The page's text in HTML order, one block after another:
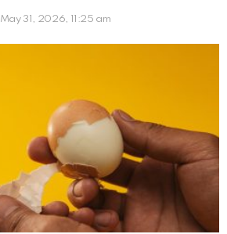
May 31, 2026, 11:25 am